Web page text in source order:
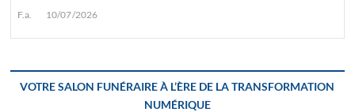
F.a. 10/07/2026
VOTRE SALON FUNÉRAIRE À L’ÈRE DE LA TRANSFORMATION
NUMÉRIQUE